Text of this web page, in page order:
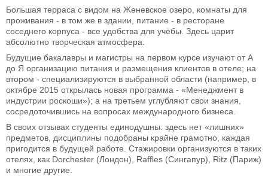
Большая терраса с видом на Женевское озеро, комнаты для
проживания - в том же в здании, питание - в ресторане
соседнего корпуса - все удобства для учёбы. Здесь царит
абсолютно творческая атмосфера.
Будущие бакалавры и магистры на первом курсе изучают от А
до Я организацию питания и размещения клиентов в отеле; на
втором - специализируются в выбранной области (например, в
октябре 2015 открылась новая программа - «Менеджмент в
индустрии роскоши»); а на третьем углубляют свои знания,
сосредоточившись на вопросах международного бизнеса.
В своих отзывах студенты единодушны: здесь нет «лишних»
предметов, дисциплины подобраны крайне грамотно, каждая
пригодится в будущей работе. Стажировки организуются в таких
отелях, как Dorchester (Лондон), Raffles (Сингапур), Ritz (Париж)
и многие другие.